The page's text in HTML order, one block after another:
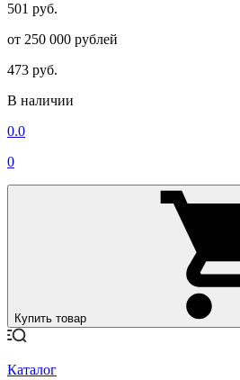
501 руб.
от 250 000 рублей
473 руб.
В наличии
0.0
0
Купить товар
Каталог